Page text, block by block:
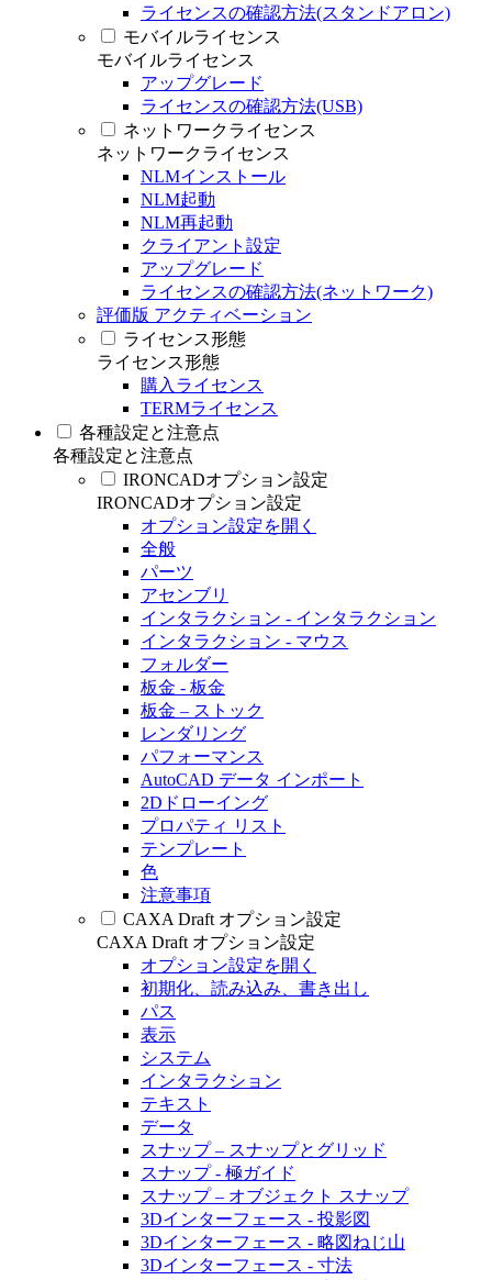
ライセンスの確認方法(スタンドアロン)
モバイルライセンス
モバイルライセンス
アップグレード
ライセンスの確認方法(USB)
ネットワークライセンス
ネットワークライセンス
NLMインストール
NLM起動
NLM再起動
クライアント設定
アップグレード
ライセンスの確認方法(ネットワーク)
評価版 アクティベーション
ライセンス形態
ライセンス形態
購入ライセンス
TERMライセンス
各種設定と注意点
各種設定と注意点
IRONCADオプション設定
IRONCADオプション設定
オプション設定を開く
全般
パーツ
アセンブリ
インタラクション - インタラクション
インタラクション - マウス
フォルダー
板金 - 板金
板金 – ストック
レンダリング
パフォーマンス
AutoCAD データ インポート
2Dドローイング
プロパティ リスト
テンプレート
色
注意事項
CAXA Draft オプション設定
CAXA Draft オプション設定
オプション設定を開く
初期化、読み込み、書き出し
パス
表示
システム
インタラクション
テキスト
データ
スナップ – スナップとグリッド
スナップ - 極ガイド
スナップ – オブジェクト スナップ
3Dインターフェース - 投影図
3Dインターフェース - 略図ねじ山
3Dインターフェース - 寸法